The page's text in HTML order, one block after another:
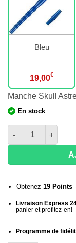
Bleu
19,00€
Manche Skull
En stock
quantité de
Obtenez 19Points
Livraison Express
panier et profitez-en!
Programme de